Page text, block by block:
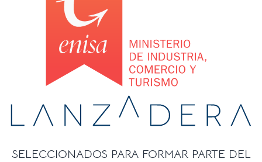
SELECCIONADOS PARA FORMAR PARTE DEL